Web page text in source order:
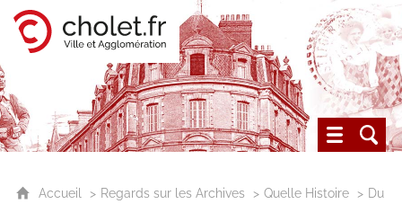
Cholet, ville et agglomérationLes archives du Choletais
Accueil Regards sur les Archives Quelle Histoire
Du